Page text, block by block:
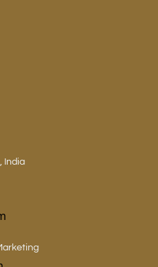
India